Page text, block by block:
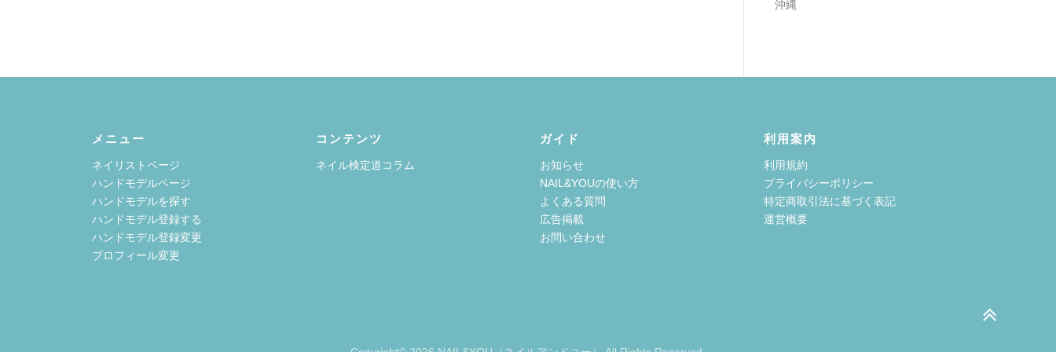
沖縄
メニュー
ネイリストページ
ハンドモデルページ
ハンドモデルを探す
ハンドモデル登録する
ハンドモデル登録変更
プロフィール変更
コンテンツ
ネイル検定道コラム
ガイド
お知らせ
NAIL&YOUの使い方
よくある質問
広告掲載
お問い合わせ
利用案内
利用規約
プライバシーポリシー
特定商取引法に基づく表記
運営概要